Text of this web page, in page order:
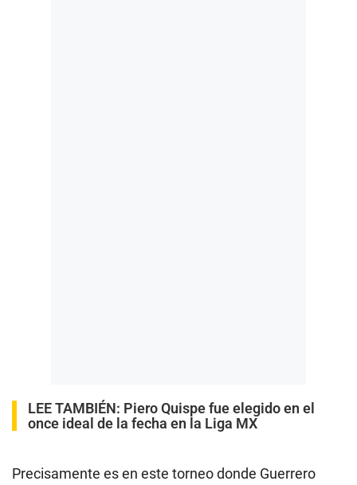
LEE TAMBIÉN: Piero Quispe fue elegido en el
once ideal de la fecha en la Liga MX
Precisamente es en este torneo donde Guerrero